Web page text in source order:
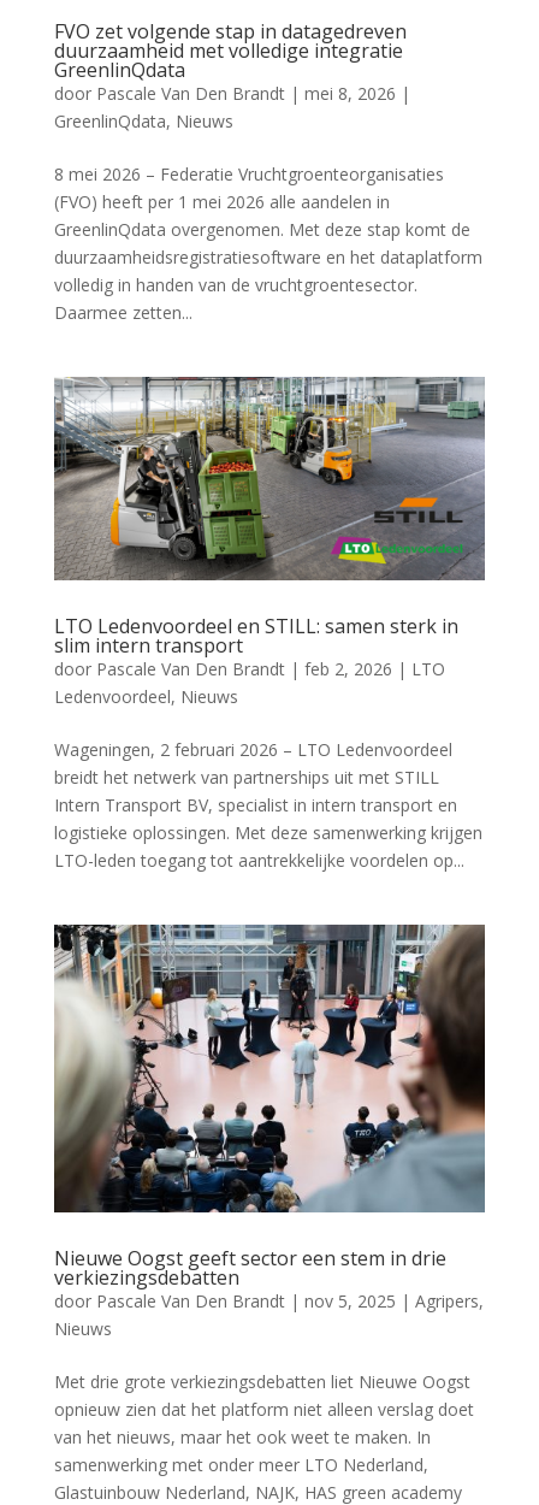
FVO zet volgende stap in datagedreven
duurzaamheid met volledige integratie
GreenlinQdata
door Pascale Van Den Brandt| mei 8, 2026 |
GreenlinQdata, Nieuws
8 mei 2026 – Federatie Vruchtgroenteorganisaties
(FVO) heeft per 1 mei 2026 alle aandelen in
GreenlinQdata overgenomen. Met deze stap komt de
duurzaamheidsregistratiesoftware en het dataplatform
volledig in handen van de vruchtgroentesector.
Daarmee zetten...
LTO Ledenvoordeel en STILL: samen sterk in
slim intern transport
door Pascale Van Den Brandt| feb 2, 2026 | LTO
Ledenvoordeel, Nieuws
Wageningen, 2 februari 2026 – LTO Ledenvoordeel
breidt het netwerk van partnerships uit met STILL
Intern Transport BV, specialist in intern transport en
logistieke oplossingen. Met deze samenwerking krijgen
LTO-leden toegang tot aantrekkelijke voordelen op...
Nieuwe Oogst geeft sector een stem in drie
verkiezingsdebatten
door Pascale Van Den Brandt| nov 5, 2025 | Agripers,
Nieuws
Met drie grote verkiezingsdebatten liet Nieuwe Oogst
opnieuw zien dat het platform niet alleen verslag doet
van het nieuws, maar het ook weet te maken. In
samenwerking met onder meer LTO Nederland,
Glastuinbouw Nederland, NAJK, HAS green academy